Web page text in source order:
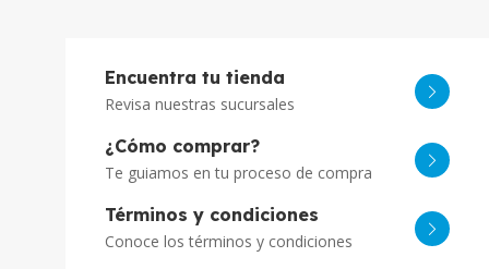
Encuentra tu tienda
Revisa nuestras sucursales
¿Cómo comprar?
Te guiamos en tu proceso de compra
Términos y condiciones
Conoce los términos y condiciones